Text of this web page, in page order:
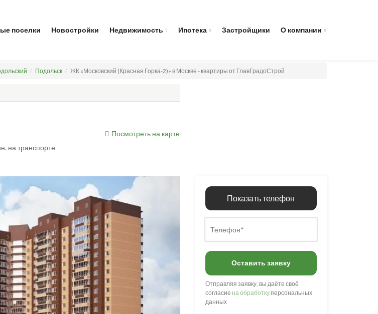
поселки Новостройки Недвижимость Ипотека Застройщики О компании
Подольск ЖК «Московский (Красная Горка-2)» в Москве - квартиры от ГлавГрадоСтрой
на транспорте
Посмотреть на карте
Показать телефон
Оставить заявку
Отправляя заявку, вы даёте своё
согласие на обработкуперсональных
данных